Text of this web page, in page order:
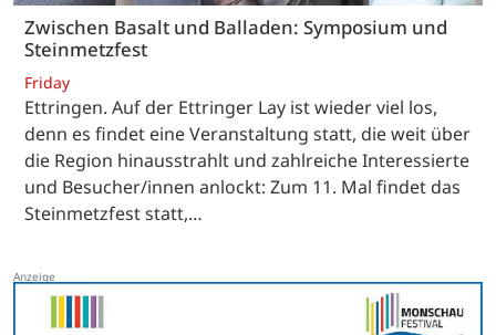
Zwischen Basalt und Balladen: Symposium und
Steinmetzfest
Friday
Ettringen. Auf der Ettringer Lay ist wieder viel los,
denn es findet eine Veranstaltung statt, die weit über
die Region hinausstrahlt und zahlreiche Interessierte
und Besucher/innen anlockt: Zum 11. Mal findet das
Steinmetzfest statt,…